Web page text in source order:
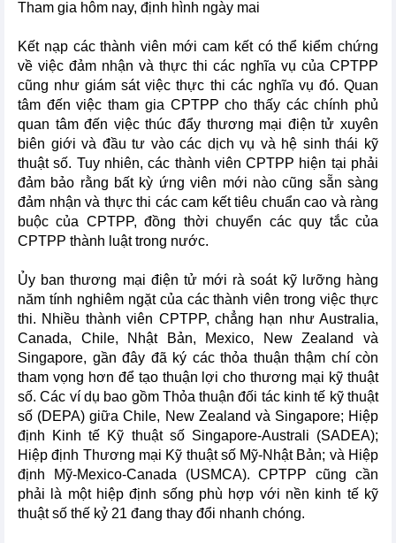
Tham gia hôm nay, định hình ngày mai
Kết nạp các thành viên mới cam kết có thể kiểm chứng
về việc đảm nhận và thực thi các nghĩa vụ của CPTPP
cũng như giám sát việc thực thi các nghĩa vụ đó. Quan
tâm đến việc tham gia CPTPP cho thấy các chính phủ
quan tâm đến việc thúc đẩy thương mại điện tử xuyên
biên giới và đầu tư vào các dịch vụ và hệ sinh thái kỹ
thuật số. Tuy nhiên, các thành viên CPTPP hiện tại phải
đảm bảo rằng bất kỳ ứng viên mới nào cũng sẵn sàng
đảm nhận và thực thi các cam kết tiêu chuẩn cao và ràng
buộc của CPTPP, đồng thời chuyển các quy tắc của
CPTPP thành luật trong nước.
Ủy ban thương mại điện tử mới rà soát kỹ lưỡng hàng
năm tính nghiêm ngặt của các thành viên trong việc thực
thi. Nhiều thành viên CPTPP, chẳng hạn như Australia,
Canada, Chile, Nhật Bản, Mexico, New Zealand và
Singapore, gần đây đã ký các thỏa thuận thậm chí còn
tham vọng hơn để tạo thuận lợi cho thương mại kỹ thuật
số. Các ví dụ bao gồm Thỏa thuận đối tác kinh tế kỹ thuật
số (DEPA) giữa Chile, New Zealand và Singapore; Hiệp
định Kinh tế Kỹ thuật số Singapore-Australi (SADEA);
Hiệp định Thương mại Kỹ thuật số Mỹ-Nhật Bản; và Hiệp
định Mỹ-Mexico-Canada (USMCA). CPTPP cũng cần
phải là một hiệp định sống phù hợp với nền kinh tế kỹ
thuật số thế kỷ 21 đang thay đổi nhanh chóng.